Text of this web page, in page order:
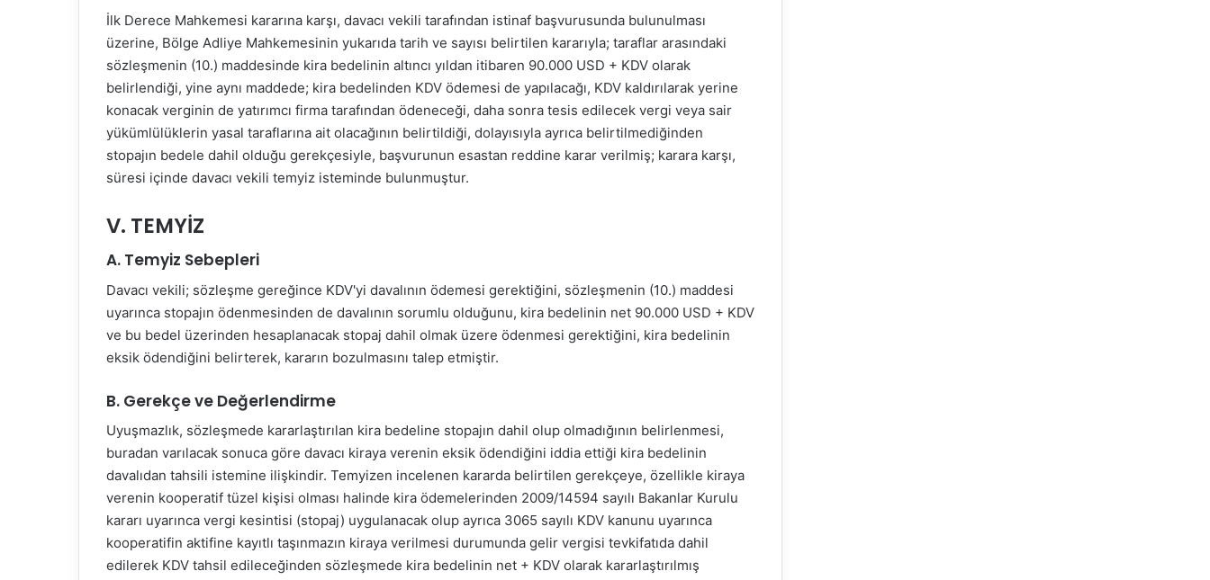
İlk Derece Mahkemesi kararına karşı, davacı vekili tarafından istinaf başvurusunda bulunulması
üzerine, Bölge Adliye Mahkemesinin yukarıda tarih ve sayısı belirtilen kararıyla; taraflar arasındaki
sözleşmenin (10.) maddesinde kira bedelinin altıncı yıldan itibaren 90.000 USD + KDV olarak
belirlendiği, yine aynı maddede; kira bedelinden KDV ödemesi de yapılacağı, KDV kaldırılarak yerine
konacak verginin de yatırımcı firma tarafından ödeneceği, daha sonra tesis edilecek vergi veya sair
yükümlülüklerin yasal taraflarına ait olacağının belirtildiği, dolayısıyla ayrıca belirtilmediğinden
stopajın bedele dahil olduğu gerekçesiyle, başvurunun esastan reddine karar verilmiş; karara karşı,
süresi içinde davacı vekili temyiz isteminde bulunmuştur.
V. TEMYİZ
A. Temyiz Sebepleri
Davacı vekili; sözleşme gereğince KDV'yi davalının ödemesi gerektiğini, sözleşmenin (10.) maddesi
uyarınca stopajın ödenmesinden de davalının sorumlu olduğunu, kira bedelinin net 90.000 USD + KDV
ve bu bedel üzerinden hesaplanacak stopaj dahil olmak üzere ödenmesi gerektiğini, kira bedelinin
eksik ödendiğini belirterek, kararın bozulmasını talep etmiştir.
B. Gerekçe ve Değerlendirme
Uyuşmazlık, sözleşmede kararlaştırılan kira bedeline stopajın dahil olup olmadığının belirlenmesi,
buradan varılacak sonuca göre davacı kiraya verenin eksik ödendiğini iddia ettiği kira bedelinin
davalıdan tahsili istemine ilişkindir. Temyizen incelenen kararda belirtilen gerekçeye, özellikle kiraya
verenin kooperatif tüzel kişisi olması halinde kira ödemelerinden 2009/14594 sayılı Bakanlar Kurulu
kararı uyarınca vergi kesintisi (stopaj) uygulanacak olup ayrıca 3065 sayılı KDV kanunu uyarınca
kooperatifin aktifine kayıtlı taşınmazın kiraya verilmesi durumunda gelir vergisi tevkifatıda dahil
edilerek KDV tahsil edileceğinden sözleşmede kira bedelinin net + KDV olarak kararlaştırılmış